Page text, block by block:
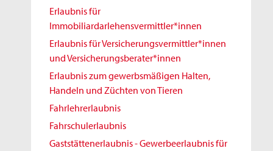
Erlaubnis für
Immobiliardarlehensvermittler*innen
Erlaubnis für Versicherungsvermittler*innen
und Versicherungsberater*innen
Erlaubnis zum gewerbsmäßigen Halten,
Handeln und Züchten von Tieren
Fahrlehrerlaubnis
Fahrschulerlaubnis
Gaststättenerlaubnis - Gewerbeerlaubnis für